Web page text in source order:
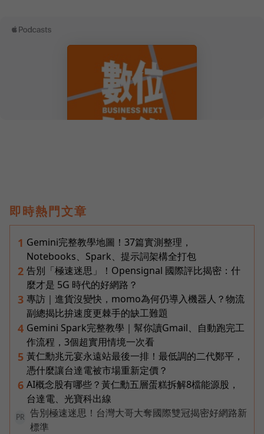
即時熱門文章
1 Gemini完整教學地圖！37篇實測整理，
Notebooks、Spark、提示詞架構全打包
2 告別「極速迷思」！Opensignal 國際評比揭密：什
麼才是 5G 時代的好網路？
3 專訪｜進貨沒變快，momo為何仍導入機器人？物流
副總揭比拚速度更棘手的缺工難題
4 Gemini Spark完整教學｜幫你讀Gmail、自動跑完工
作流程，3個超實用情境一次看
5 黃仁勳兆元宴永遠站最後一排！最低調的二代鄭平，
憑什麼讓台達電被市場重新定價？
6 AI概念股有哪些？黃仁勳五層蛋糕拆解8檔能源股，
台達電、光寶科出線
PR
告別極速迷思！台灣大哥大奪國際雙冠揭密好網路新
標準